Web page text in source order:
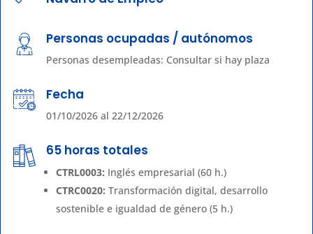
Personas ocupadas / autónomos
Personas desempleadas: Consultar si hay plaza
Fecha
01/10/2026 al 22/12/2026
65 horas totales
CTRL0003: Inglés empresarial (60 h.)
CTRC0020: Transformación digital, desarrollo
sostenible e igualdad de género (5 h.)